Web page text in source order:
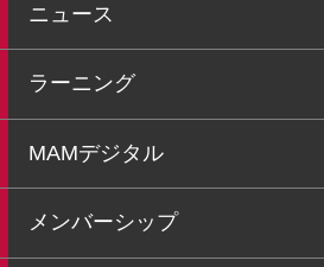
ニュース
ラーニング
MAMデジタル
メンバーシップ